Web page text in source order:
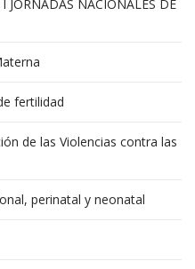
JORNADAS NACIONALES DE
fertilidad
de las Violencias contra las
perinatal y neonatal